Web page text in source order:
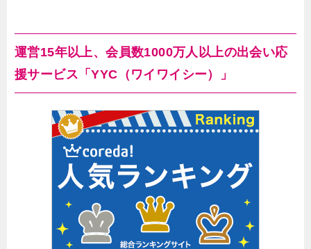
運営15年以上、会員数1000万人以上の出会い応
援サービス「YYC（ワイワイシー）」